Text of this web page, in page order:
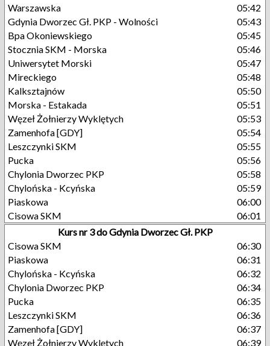
Warszawska
05:42
Gdynia Dworzec Gł. PKP - Wolności
05:43
Bpa Okoniewskiego
05:45
Stocznia SKM - Morska
05:46
Uniwersytet Morski
05:47
Mireckiego
05:48
Kalksztajnów
05:50
Morska - Estakada
05:51
Węzeł Żołnierzy Wyklętych
05:53
Zamenhofa [GDY]
05:54
Leszczynki SKM
05:55
Pucka
05:56
Chylonia Dworzec PKP
05:58
Chylońska - Kcyńska
05:59
Piaskowa
06:00
Cisowa SKM
06:01
Kurs nr 3 do Gdynia Dworzec Gł. PKP
Cisowa SKM
06:30
Piaskowa
06:31
Chylońska - Kcyńska
06:32
Chylonia Dworzec PKP
06:34
Pucka
06:35
Leszczynki SKM
06:36
Zamenhofa [GDY]
06:37
Węzeł Żołnierzy Wyklętych
06:39